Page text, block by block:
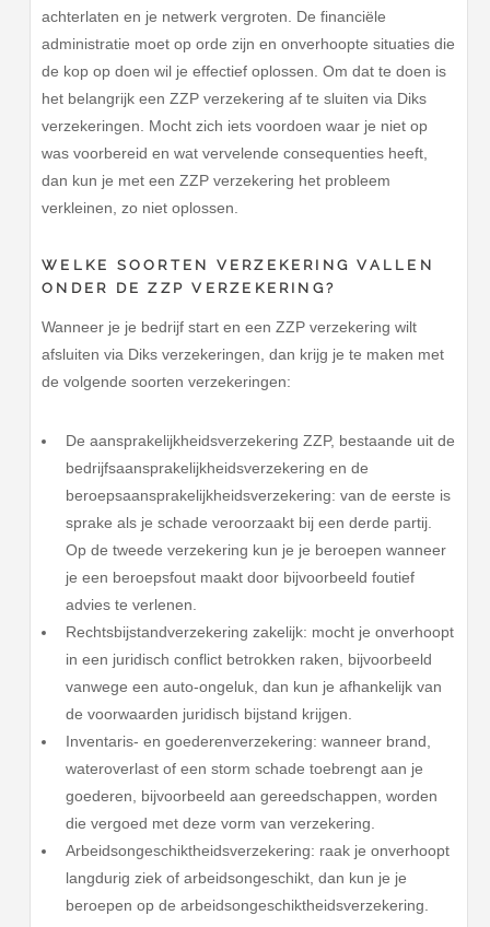
achterlaten en je netwerk vergroten. De financiële
administratie moet op orde zijn en onverhoopte situaties die
de kop op doen wil je effectief oplossen. Om dat te doen is
het belangrijk een ZZP verzekering af te sluiten via Diks
verzekeringen. Mocht zich iets voordoen waar je niet op
was voorbereid en wat vervelende consequenties heeft,
dan kun je met een ZZP verzekering het probleem
verkleinen, zo niet oplossen.
WELKE SOORTEN VERZEKERING VALLEN
ONDER DE ZZP VERZEKERING?
Wanneer je je bedrijf start en een ZZP verzekering wilt
afsluiten via Diks verzekeringen, dan krijg je te maken met
de volgende soorten verzekeringen:
De aansprakelijkheidsverzekering ZZP, bestaande uit de
bedrijfsaansprakelijkheidsverzekering en de
beroepsaansprakelijkheidsverzekering: van de eerste is
sprake als je schade veroorzaakt bij een derde partij.
Op de tweede verzekering kun je je beroepen wanneer
je een beroepsfout maakt door bijvoorbeeld foutief
advies te verlenen.
Rechtsbijstandverzekering zakelijk: mocht je onverhoopt
in een juridisch conflict betrokken raken, bijvoorbeeld
vanwege een auto-ongeluk, dan kun je afhankelijk van
de voorwaarden juridisch bijstand krijgen.
Inventaris- en goederenverzekering: wanneer brand,
wateroverlast of een storm schade toebrengt aan je
goederen, bijvoorbeeld aan gereedschappen, worden
die vergoed met deze vorm van verzekering.
Arbeidsongeschiktheidsverzekering: raak je onverhoopt
langdurig ziek of arbeidsongeschikt, dan kun je je
beroepen op de arbeidsongeschiktheidsverzekering.